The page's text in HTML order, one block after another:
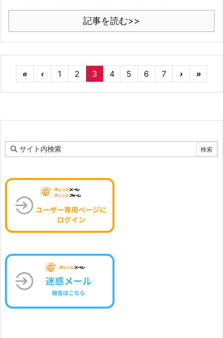
記事を読む>>
« ‹ 1 2 3 4 5 6 7 › »